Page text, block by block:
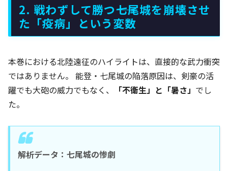
2. 戦わずして勝つ――七尾城を崩壊させ
た「疫病」という変数
本巻における北陸遠征のハイライトは、直接的な武力衝突
ではありません。 能登・七尾城の陥落原因は、剣豪の活
躍でも大砲の威力でもなく、
「不衛生」と「暑さ」 でし
た。
解析データ：七尾城の惨劇